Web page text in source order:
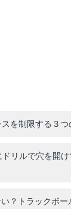
を制限する３つ
リルで穴を開
？トラックボー